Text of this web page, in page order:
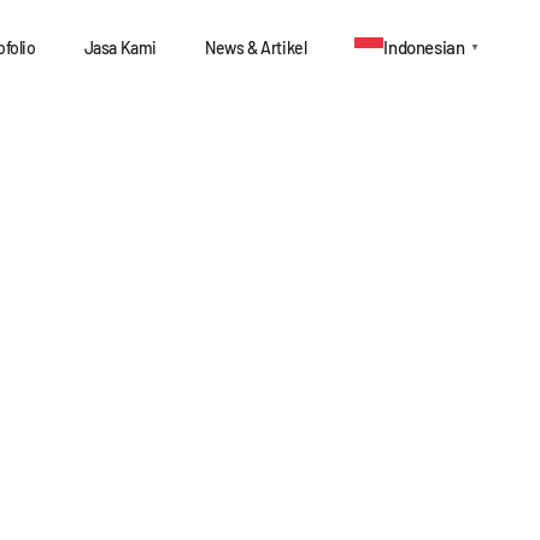
Jasa Kami News & Artikel Indonesian ▼